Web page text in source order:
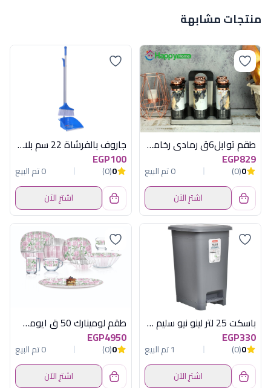
منتجات مشابهة
طقم توابل6ق رمادى رخامى باستاند هابى هوم
EGP829
0
(0)
0 تم البيع
اشترِ الآن
جاروف بالفرشاة 22 سم بلاستيك كلينر
EGP100
0
(0)
0 تم البيع
اشترِ الآن
باسكت 25 لتر لينو نيو سليم جراى اكسا
EGP330
0
(0)
1 تم البيع
اشترِ الآن
طقم لومينارك 50 ق ايومى سويت لاين سودو
EGP4950
0
(0)
0 تم البيع
اشترِ الآن